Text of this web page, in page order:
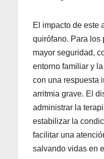
El impacto de este
quirófano. Para los
mayor seguridad,
entorno familiar y
con una respuesta
arritmia grave. El
administrar la
estabilizar la
facilitar una
salvando vidas en